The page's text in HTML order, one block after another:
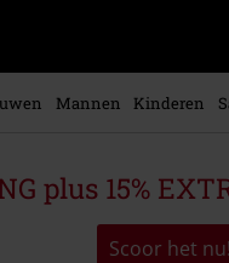
Mannen Kinderen
plus 15%
Scoor het nu!